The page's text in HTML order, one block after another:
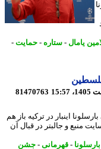
یامال-ستاره-حمایت-
81470763
اینبار در ترکیه باز هم
و جالبتر در قبال آن
-قهرمانی-جشن